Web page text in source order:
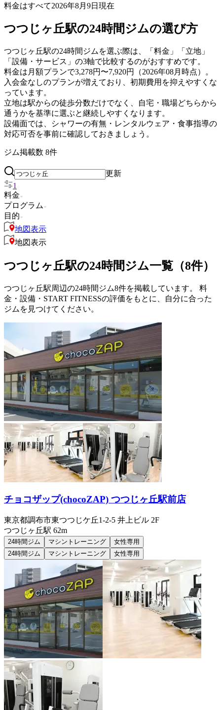
料金はすべて2026年8月9日 現在
つつじヶ丘駅の24時間ジムの選び方
つつじヶ丘駅の24時間ジムを選ぶ際は、「料金」「立地」
「設備・サービス」の3軸で比較するのがおすすめです。
料金は月額プランで3,278円〜7,920円（2026年08月時点）。
入会金なしのプランが増えており、初期費用を抑えやすくな
っています。
立地は駅からの徒歩分数だけでなく、自宅・職場どちらから
通うかを基準に選ぶと継続しやすくなります。
設備面では、シャワーの有無・レンタルウェア・食事指導の
対応可否を事前に確認しておきましょう。
ジム掲載数 8件
更新
1
料金
プログラム
目的
地図表示
地図表示
つつじヶ丘駅の24時間ジム一覧（8件）
つつじヶ丘駅周辺の24時間ジム8件を掲載しています。 料
金・設備・START FITNESSの評価をもとに、自分に合った
ジムを見つけてください。
チョコザップ(chocoZAP) つつじヶ丘駅前店
東京都調布市東つつじケ丘1-2-5 井上ビル 2F
つつじヶ丘駅 62m
24時間ジム マシントレーニング
女性専用
24時間ジム
マシントレーニング 女性専用